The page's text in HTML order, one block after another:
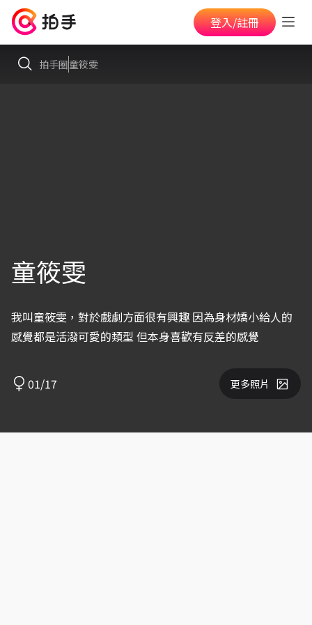
登入/註冊
拍手圈童筱雯
童筱雯
我叫童筱雯，對於戲劇方面很有興趣 因為身材嬌小給人的
感覺都是活潑可愛的類型 但本身喜歡有反差的感覺
01/17 更多照片